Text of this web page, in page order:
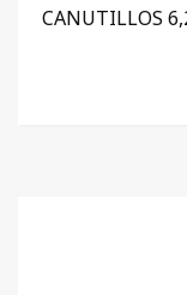
CANUTILLOS